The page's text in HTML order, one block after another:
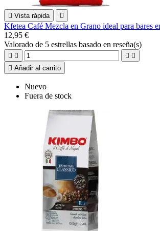
 Vista rápida 
Kfetea Café Mezcla en Grano ideal para bares
12,95 €
Valorado de 5 estrellas basado en reseña(s)
   
 Añadir al carrito
Nuevo
Fuera de stock